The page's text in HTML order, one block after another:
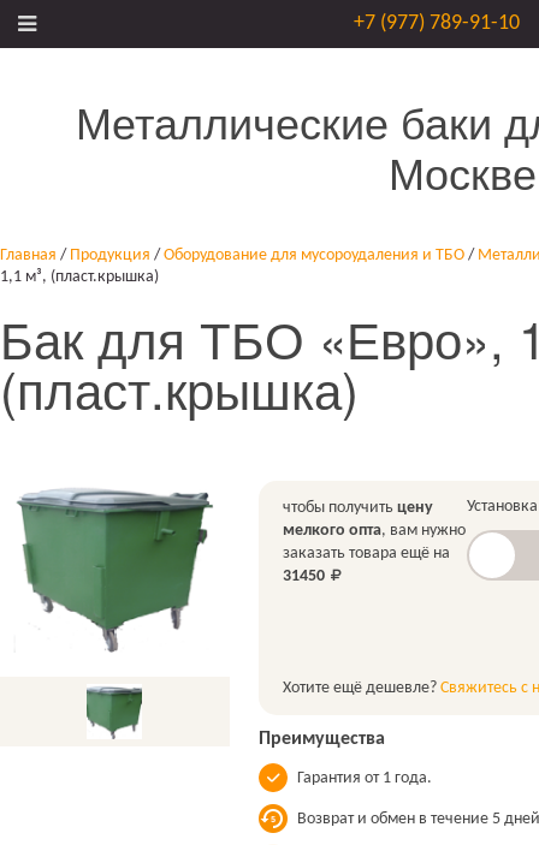
+7 (977) 789-91-10
Металлические баки
Москве
Главная / Продукция / Оборудование для мусороудаления и ТБО /
1,1 м³, (пласт.крышка)
Бак для ТБО «Евро»,
(пласт.крышка)
чтобы получить цену
мелкого опта, вам нужно
заказать товара ещё на
31450
Установка
Хотите ещё дешевле? Свяжитесь с
Преимущества
Гарантия от 1 года.
Возврат и обмен в течение 5